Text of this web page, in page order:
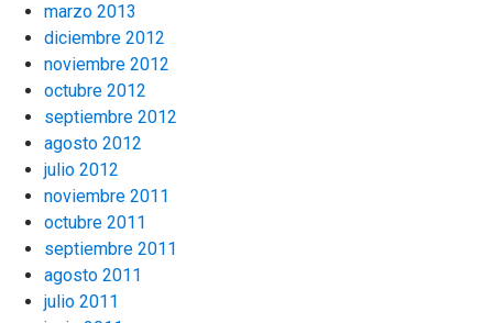
marzo 2013
diciembre 2012
noviembre 2012
octubre 2012
septiembre 2012
agosto 2012
julio 2012
noviembre 2011
octubre 2011
septiembre 2011
agosto 2011
julio 2011